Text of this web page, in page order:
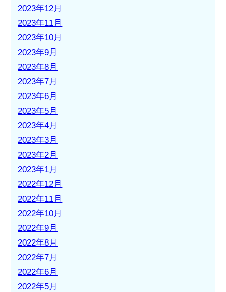
2023年12月
2023年11月
2023年10月
2023年9月
2023年8月
2023年7月
2023年6月
2023年5月
2023年4月
2023年3月
2023年2月
2023年1月
2022年12月
2022年11月
2022年10月
2022年9月
2022年8月
2022年7月
2022年6月
2022年5月